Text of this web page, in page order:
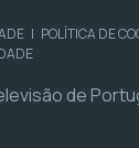
| POLÍTICA DE
de